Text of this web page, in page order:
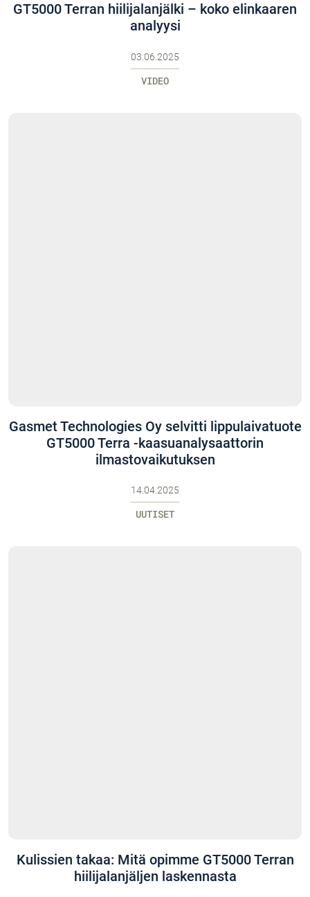
GT5000 Terran hiilijalanjälki – koko elinkaaren
analyysi
03.06.2025
VIDEO
Gasmet Technologies Oy selvitti lippulaivatuote
GT5000 Terra -kaasuanalysaattorin
ilmastovaikutuksen
14.04.2025
UUTISET
Kulissien takaa: Mitä opimme GT5000 Terran
hiilijalanjäljen laskennasta